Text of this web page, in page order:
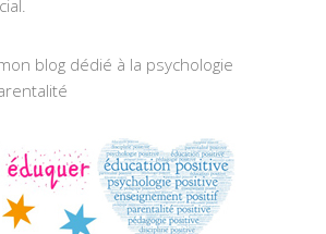
blog dédié à la psychologie